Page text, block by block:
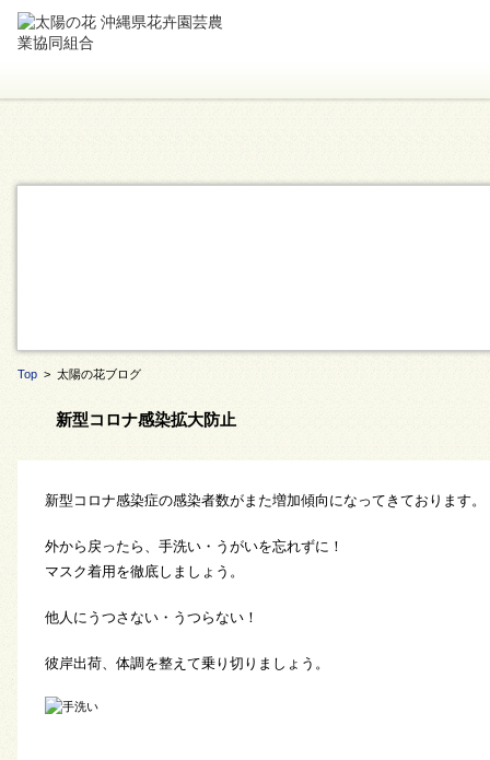
Top > 太陽の花ブログ
新型コロナ感染拡大防止
新型コロナ感染症の感染者数がまた増加傾向になってきております。
外から戻ったら、手洗い・うがいを忘れずに！
マスク着用を徹底しましょう。
他人にうつさない・うつらない！
彼岸出荷、体調を整えて乗り切りましょう。